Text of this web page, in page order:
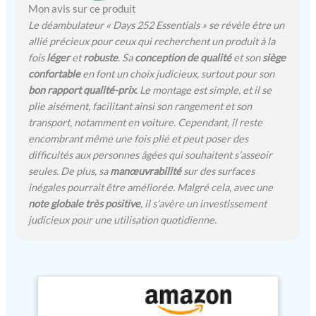
100 kg (15,5 stones)
Mon avis sur ce produit
Le déambulateur « Days 252 Essentials » se révèle être un
allié précieux pour ceux qui recherchent un produit à la
foislégeretrobuste. Saconception de qualitéet sonsiège
confortableen font un choix judicieux, surtout pour son
bon rapport qualité-prix. Le montage est simple, et il se
plie aisément, facilitant ainsi son rangement et son
transport, notamment en voiture. Cependant, il reste
encombrant même une fois plié et peut poser des
difficultés aux personnes âgées qui souhaitent s’asseoir
seules. De plus, samanœuvrabilitésur des surfaces
inégales pourrait être améliorée. Malgré cela, avec une
note globale très positive, il s’avère un investissement
judicieux pour une utilisation quotidienne.